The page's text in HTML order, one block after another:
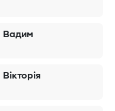
Вадим
Вікторія